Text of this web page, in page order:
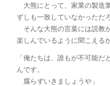
大熊にとって、家業の製造
ずしも一致していなかっただろ
そんな大熊の言葉には説教
楽しんでいるように聞こえる
「俺たちは、誰もが不可能
んです。
腐らずいきましょうや」